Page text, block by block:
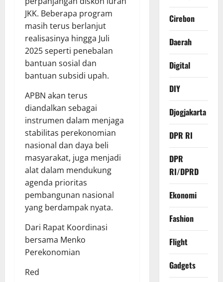
JKK. Beberapa program
masih terus berlanjut
realisasinya hingga Juli
2025 seperti penebalan
bantuan sosial dan
bantuan subsidi upah.
APBN akan terus
diandalkan sebagai
instrumen dalam menjaga
stabilitas perekonomian
nasional dan daya beli
masyarakat, juga menjadi
alat dalam mendukung
agenda prioritas
pembangunan nasional
yang berdampak nyata.
Dari Rapat Koordinasi
bersama Menko
Perekonomian
Red
Cirebon
Daerah
Digital
DIY
Djogjakarta
DPR RI
DPR
RI/DPRD
Ekonomi
Fashion
Flight
Gadgets